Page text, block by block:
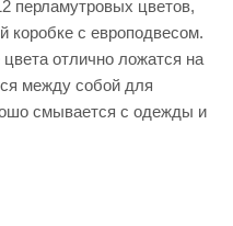
перламутровых цветов,
коробке с европодвесом.
цвета отлично ложатся на
между собой для
смывается с одежды и